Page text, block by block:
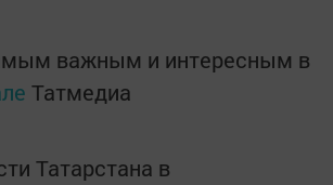
важным и интересным в
Татмедиа
Татарстана в